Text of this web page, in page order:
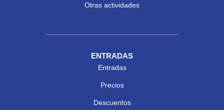
Otras actividades
ENTRADAS
Entradas
Precios
Descuentos